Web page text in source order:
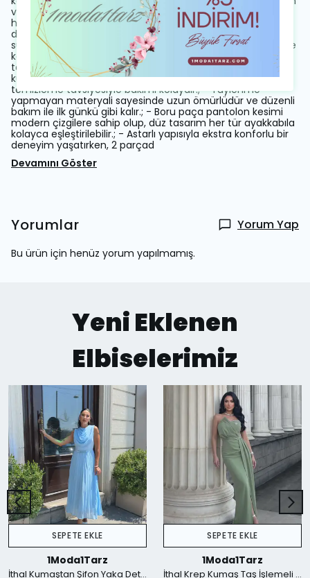
ve rahat bir kullanım sunarken, düz silueti ile vücut
hatlarınıza mükemmel uyum sağlar.; - Scuba krep
dokuması hem dayanıklılık hem de konfor sunarak uzun
süreli kullanımlarda bile formunu korur.; - Yarım pat düğme
kapama şekli pratik kullanım imkanı tanırken, çift cepli
tasarım fonksiyonellik kazandırır.; - Orta kalınlığındaki
kumaşı mevsim geçişlerinde ideal sıcaklıkta tutar; kuru
temizleme tavsiyesiyle bakımı kolaydır.; - Tüylenme
yapmayan materyali sayesinde uzun ömürlüdür ve düzenli
bakım ile ilk günkü gibi kalır.; - Boru paça pantolon kesimi
modern çizgilere sahip olup, düz tasarım her tür ayakkabıla
kolayca eşleştirilebilir.; - Astarlı yapısıyla ekstra konforlu bir
deneyim yaşatırken, 2 parçad
Devamını Göster
Yorumlar Yorum Yap
Bu ürün için henüz yorum yapılmamış.
Yeni Eklenen
Elbiselerimiz
SEPETE EKLE
1Moda1Tarz
İthal Kumaştan Şifon Yaka Detaylı Piliseli Kemerli Astarlı Özel Tasarım Elbise - mavi
SEPETE EKLE
1Moda1Tarz
İthal Krep Kumaş Taş İşlemeli Askılı Astarlı Özel Tasarım Yırtmaçlı Maxi Elbise - Yeşil